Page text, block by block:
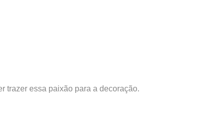
trazer essa paixão para a decoração.